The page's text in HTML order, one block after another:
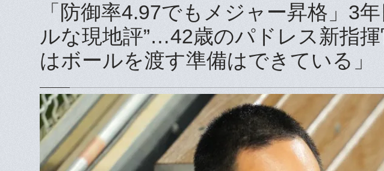
「防御率4.97でもメジャー昇格」3
ルな現地評”…42歳のパドレス新指
はボールを渡す準備はできている」